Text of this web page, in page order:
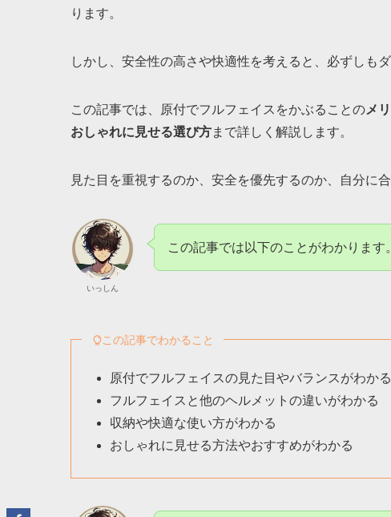
ります。
しかし、安全性の高さや快適性を考えると、必ずしも
この記事では、原付でフルフェイスをかぶることのメ
おしゃれに見せる選び方まで詳しく解説します。
見た目を重視するのか、安全を優先するのか、自分に
いっしん
この記事では以下のことがわかります。
この記事でわかること
原付でフルフェイスの見た目やバランスがわかる
フルフェイスと他のヘルメットの違いがわかる
収納や快適な使い方がわかる
おしゃれに見せる方法やおすすめがわかる